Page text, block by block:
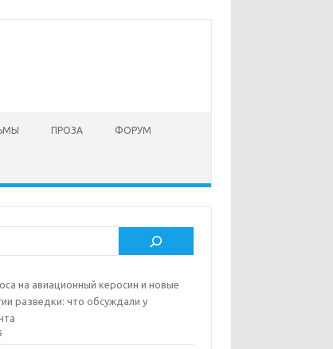
ПРОЗА ФОРУМ
на авиационный керосин и новые
разведки: что обсуждали у